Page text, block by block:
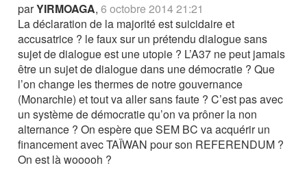
parYIRMOAGA,6 octobre 2014 21:21
La déclaration de la majorité est suicidaire et
accusatrice ? le faux sur un prétendu dialogue sans
sujet de dialogue est une utopie ? L’A37 ne peut jamais
être un sujet de dialogue dans une démocratie ? Que
l’on change les thermes de notre gouvernance
(Monarchie) et tout va aller sans faute ? C’est pas avec
un système de démocratie qu’on va prôner la non
alternance ? On espère que SEM BC va acquérir un
financement avec TAÏWAN pour son REFERENDUM ?
On est là wooooh ?